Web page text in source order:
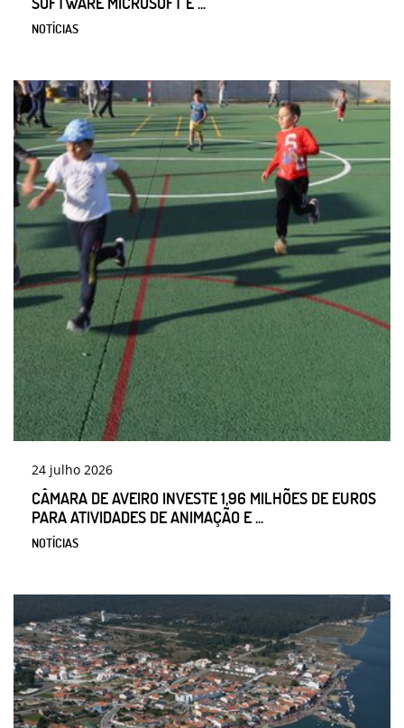
NOTÍCIAS
24 julho 2026
CÂMARA DE AVEIRO INVESTE 1,96 MILHÕES DE EUROS
PARA ATIVIDADES DE ANIMAÇÃO E ...
NOTÍCIAS